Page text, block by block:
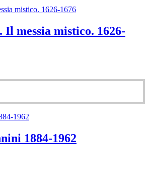
Il messia mistico. 1626-
1884-1962